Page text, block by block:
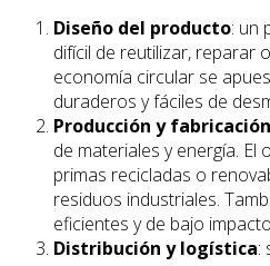
Diseño del producto: un
difícil de reutilizar, reparar
economía circular se
duraderos y fáciles de
Producción y fabricación
de materiales y energía. El
primas recicladas o
residuos industriales.
eficientes y de bajo
Distribución y logística: